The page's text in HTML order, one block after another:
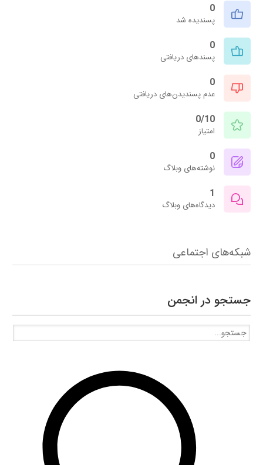
0
پسندیده شد
0
پسندهای دریافتی
0
عدم پسندیدن‌های دریافتی
0/10
امتیاز
0
نوشته‌های وبلاگ
1
دیدگاه‌های وبلاگ
شبکه‌های اجتماعی
جستجو در انجمن